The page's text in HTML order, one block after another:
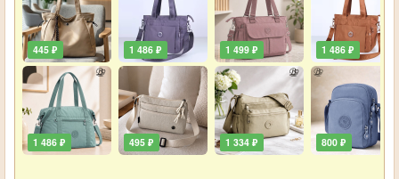
445 ₽
1 486 ₽
1 486 ₽
495 ₽
1 499 ₽
1 334 ₽
1 486 ₽
800 ₽